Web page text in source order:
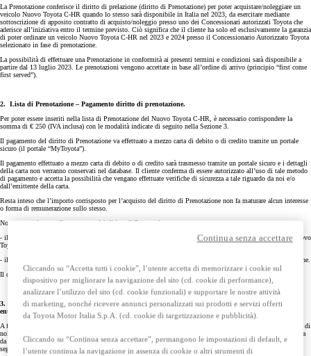
La Prenotazione conferisce il diritto di prelazione (diritto di Prenotazione) per poter acquistare/noleggiare un
veicolo Nuovo Toyota C-HR quando lo stesso sarà disponibile in Italia nel 2023, da esercitare mediante
sottoscrizione di apposito contratto di acquisto/noleggio presso uno dei Concessionari autorizzati Toyota che
aderisce all’iniziativa entro il termine previsto. Ciò significa che il cliente ha solo ed esclusivamente la garanzia
di poter ordinare un veicolo Nuovo Toyota C-HR nel 2023 e 2024 presso il Concessionario Autorizzato Toyota
selezionato in fase di prenotazione.
La possibilità di effettuare una Prenotazione in conformità ai presenti termini e condizioni sarà disponibile a
partire dal 13 luglio 2023. Le prenotazioni vengono accettate in base all’ordine di arrivo (principio “first come
first served”).
2. Lista di Prenotazione – Pagamento diritto di prenotazione.
Per poter essere inseriti nella lista di Prenotazione del Nuovo Toyota C-HR, è necessario corrispondere la
somma di € 250 (IVA inclusa) con le modalità indicate di seguito nella Sezione 3.
Il pagamento del diritto di Prenotazione va effettuato a mezzo carta di debito o di credito tramite un portale
sicuro (il portale “MyToyota”).
Il pagamento effettuato a mezzo carta di debito o di credito sarà trasmesso tramite un portale sicuro e i dettagli
della carta non verranno conservati nel database. Il cliente conferma di essere autorizzato all’uso di tale metodo
di pagamento e accetta la possibilità che vengano effettuate verifiche di sicurezza a tale riguardo da noi e/o
dall’emittente della carta.
Resta inteso che l’importo corrisposto per l’acquisto del diritto di Prenotazione non fa maturare alcun interesse
o forma di remunerazione sullo stesso.
Non appena ricevuto il pagamento del diritto di Prenotazione:
- il nominativo del cliente verrà inserito nella lista di Prenotazione per l’acquisto/noleggio di un veicolo Nuovo
Toyota C-HR quando lo stesso sarà disponibile;
- il cliente riceverà via e-mail una conferma dell’inserimento del proprio nominativo nella lista di Prenotazione.
Il diritto di Prenotazione è rimborsabile nei casi specificati di seguito nella Sez. 5.
3. Oggetto della Prenotazione - Validità della Prenotazione – Ordine del veicolo Nuovo Toyota C-HR
entro il periodo di validità della Prenotazione.
A fronte del pagamento del diritto di Prenotazione, il cliente potrà acquistare, o anche optare per una formula di
noleggio, un veicolo Nuovo Toyota C-HR, presso il Concessionario Autorizzato Toyota aderente all’iniziativa
da lui selezionato in fase di prenotazione, entro il periodo di validità della Prenotazione, come specificato di
seguito.
Cliccando su “Accetta tutti i cookie”, l’utente accetta di memorizzare i cookie sul
dispositivo per migliorare la navigazione del sito (cd. cookie di performance),
analizzare l’utilizzo del sito (cd. cookie funzionali) e supportare le nostre attività
di marketing, nonché ricevere annunci personalizzati sui prodotti e servizi offerti
da Toyota Motor Italia S.p.A. (cd. cookie di targetizzazione e pubblicità).
Cliccando su “Continua senza accettare”, permangono le impostazioni di default, e
l’utente continua la navigazione in assenza di cookie o altri strumenti di
Continua senza accettare